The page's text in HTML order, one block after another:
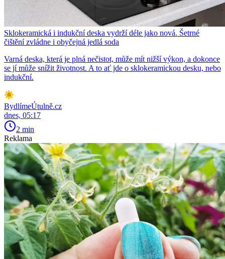
Sklokeramická i indukční deska vydrží déle jako nová. Šetrné
čištění zvládne i obyčejná jedlá soda
Varná deska, která je plná nečistot, může mít nižší výkon, a dokonce
se jí může snížit životnost. A to ať jde o sklokeramickou desku, nebo
indukční.
BydlímeÚtulně.cz
dnes, 05:17
2 min
Reklama